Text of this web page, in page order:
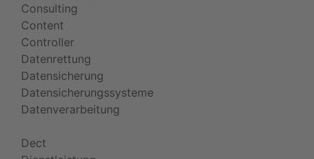
Consulting
Content
Controller
Datenrettung
Datensicherung
Datensicherungssysteme
Datenverarbeitung
Dect